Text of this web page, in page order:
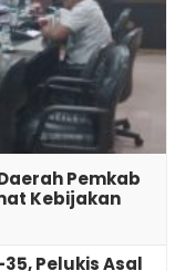
Pemkab
Kebijakan
Pelukis Asal